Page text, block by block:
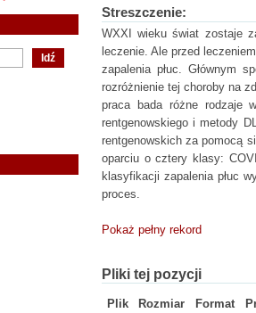
Streszczenie:
WXXI wieku świat zostaje
leczenie. Ale przed
zapalenia płuc. Głównym
rozróżnienie tej choroby na
praca bada różne rodzaje
rentgenowskiego i metody
rentgenowskich za pomocą
oparciu o cztery klasy:
klasyfikacji zapalenia płuc
proces.
Pokaż pełny rekord
Pliki tej pozycji
Plik Rozmiar Format